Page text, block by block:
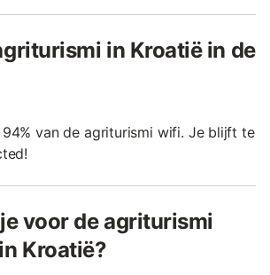
in Kroatië in de
van de agriturismi wifi. Je blijft te
voor de agriturismi
Kroatië?